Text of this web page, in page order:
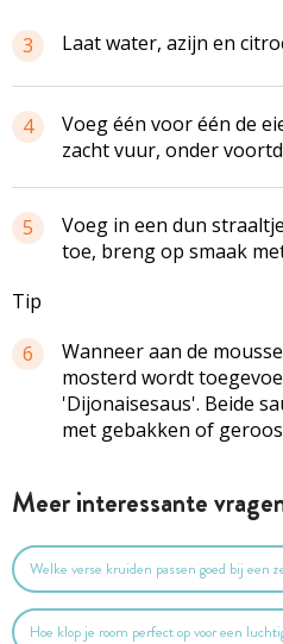
3
Laat water, azijn en
4
Voeg één voor één de
zacht vuur, onder
5
Voeg in een dun
toe, breng op smaak
Tip
6
Wanneer aan de
mosterd wordt
'Dijonaisesaus'. Beide
met gebakken of
Meer interessante
Welke verse kruiden passen goed bij een
Hoe klop je room perfect op voor een